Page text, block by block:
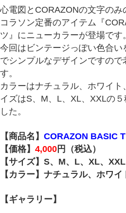
心電図とCORAZONの文字のみ
コラソン定番のアイテム『
ツ』にニューカラーが登場です。
今回はビンテージっぽい色合い
でシンプルなデザインですので
す。
カラーはナチュラル、ホワイ
イズはS、M、L、XL、XXLの
した。
【商品名】 CORAZON BASIC
【価格】 4,000 円（税込）
【サイズ】S、M、L、XL、XXL
【カラー】ナチュラル、ホワ
【ギャラリー】